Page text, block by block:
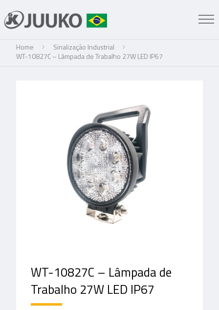
Home
Sinalização Industrial
WT-10827C – Lâmpada de Trabalho 27W LED IP67
WT-10827C – Lâmpada de
Trabalho 27W LED IP67